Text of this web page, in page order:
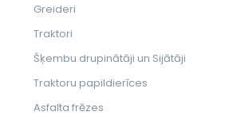
Greideri
Traktori
Šķembu drupinātāji un Sijātāji
Traktoru papildierīces
Asfalta frēzes